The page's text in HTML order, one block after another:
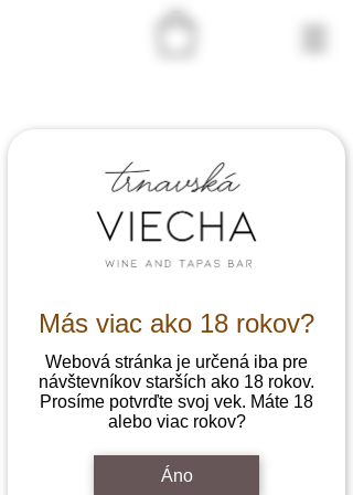
Más viac ako 18 rokov?
Webová stránka je určená iba pre
návštevníkov starších ako 18 rokov.
Prosíme potvrďte svoj vek. Máte 18
alebo viac rokov?
Áno
Reservations
Rerezvácia
2 guests
Date